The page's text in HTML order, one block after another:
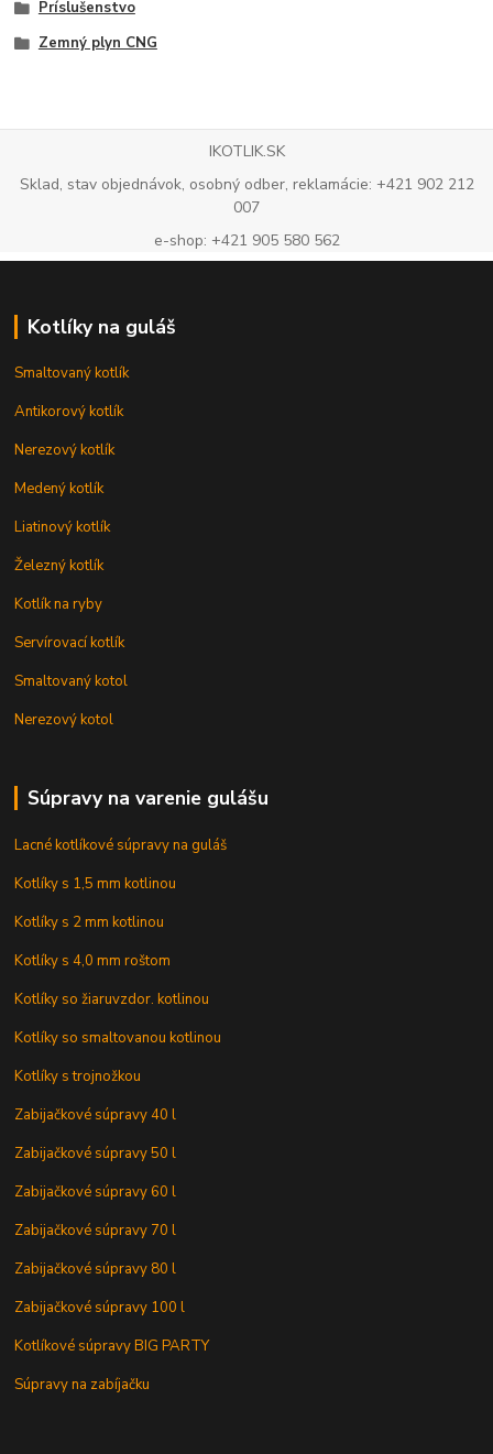
Príslušenstvo
Zemný plyn CNG
IKOTLIK.SK
Sklad, stav objednávok, osobný odber, reklamácie: +421 902 212
007
e-shop: +421 905 580 562
Kotlíky na guláš
Smaltovaný kotlík
Antikorový kotlík
Nerezový kotlík
Medený kotlík
Liatinový kotlík
Železný kotlík
Kotlík na ryby
Servírovací kotlík
Smaltovaný kotol
Nerezový kotol
Súpravy na varenie gulášu
Lacné kotlíkové súpravy na guláš
Kotlíky s 1,5 mm kotlinou
Kotlíky s 2 mm kotlinou
Kotlíky s 4,0 mm roštom
Kotlíky so žiaruvzdor. kotlinou
Kotlíky so smaltovanou kotlinou
Kotlíky s trojnožkou
Zabijačkové súpravy 40 l
Zabijačkové súpravy 50 l
Zabijačkové súpravy 60 l
Zabijačkové súpravy 70 l
Zabijačkové súpravy 80 l
Zabijačkové súpravy 100 l
Kotlíkové súpravy BIG PARTY
Súpravy na zabíjačku